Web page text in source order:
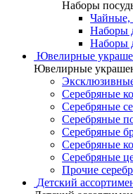
Наборы
Чайные,
Наборы
Наборы
Ювелирные
Ювелирные
Серебряные
Серебряные
Серебряные
Серебряные
Серебряные
Серебряные
Прочие
Детский